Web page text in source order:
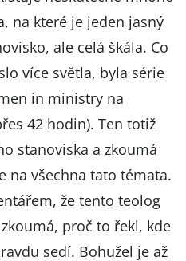
na které je jeden jasný
ale celá škála. Co
více světla, byla série
in ministry na
42 hodin). Ten totiž
stanoviska a zkoumá
na všechna tato témata.
že tento teolog
proč to řekl, kde
sedí. Bohužel je až